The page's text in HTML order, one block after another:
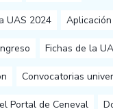
UAS 2024
Fichas de la
Convocatorias
Portal de Ceneval